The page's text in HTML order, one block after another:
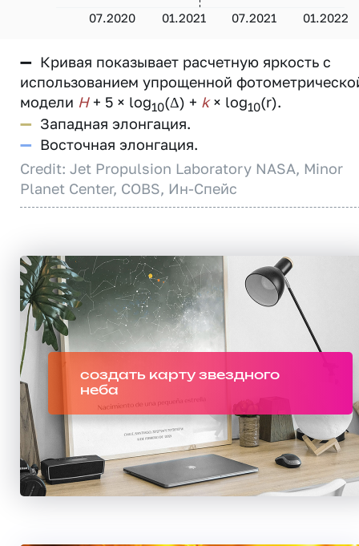
07.2020 01.2021 07.2021 01.2022
— Кривая показывает расчетную яркость с
использованием упрощенной
модели H+ 5 × log10(Δ) + k× log10(r).
— Западная элонгация.
— Восточная элонгация.
Credit: Jet Propulsion Laboratory NASA, Minor
Planet Center, COBS, Ин-Спейс
создать карту звездного
неба